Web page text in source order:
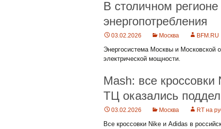
В столичном
энергопотребления
03.02.2026 Москва BFM.RU
Энергосистема Москвы и Московской
электрической мощности.
Mash: все кроссовки
ТЦ оказались
03.02.2026 Москва RT на
Все кроссовки Nike и Adidas в